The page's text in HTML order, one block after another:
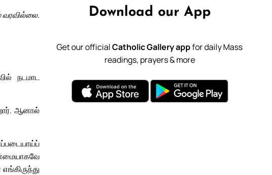
வரவில்லை.
நடமாட
ஆனால்
Download our App
Get our officialCatholic Gallery appfor daily Mass
readings, prayers & more